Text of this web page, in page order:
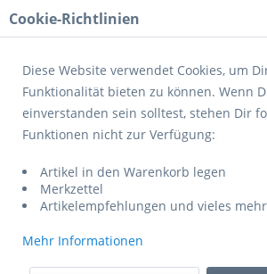
Menü
Übersicht Helme Erwachsene
Cookie-Richtlinien
Diese Website verwendet Cookies, um
Funktionalität bieten zu können. Wenn
einverstanden sein solltest, stehen Dir
Funktionen nicht zur Verfügung:
Artikel in den Warenkorb legen
Merkzettel
Artikelempfehlungen und vieles mehr
Mehr Informationen